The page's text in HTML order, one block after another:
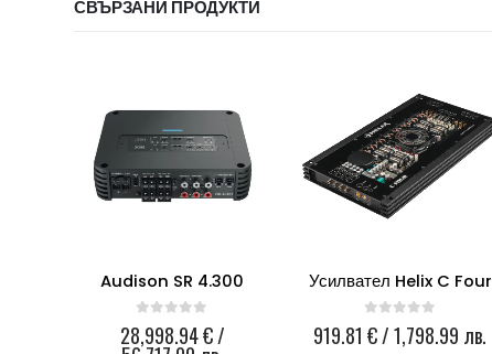
СВЪРЗАНИ ПРОДУКТИ
Audison SR 4.300
0 out of 5
28,998.94€/
Усилвател Helix C Four
0out of 5
919.81€/ 1,798.99 лв.